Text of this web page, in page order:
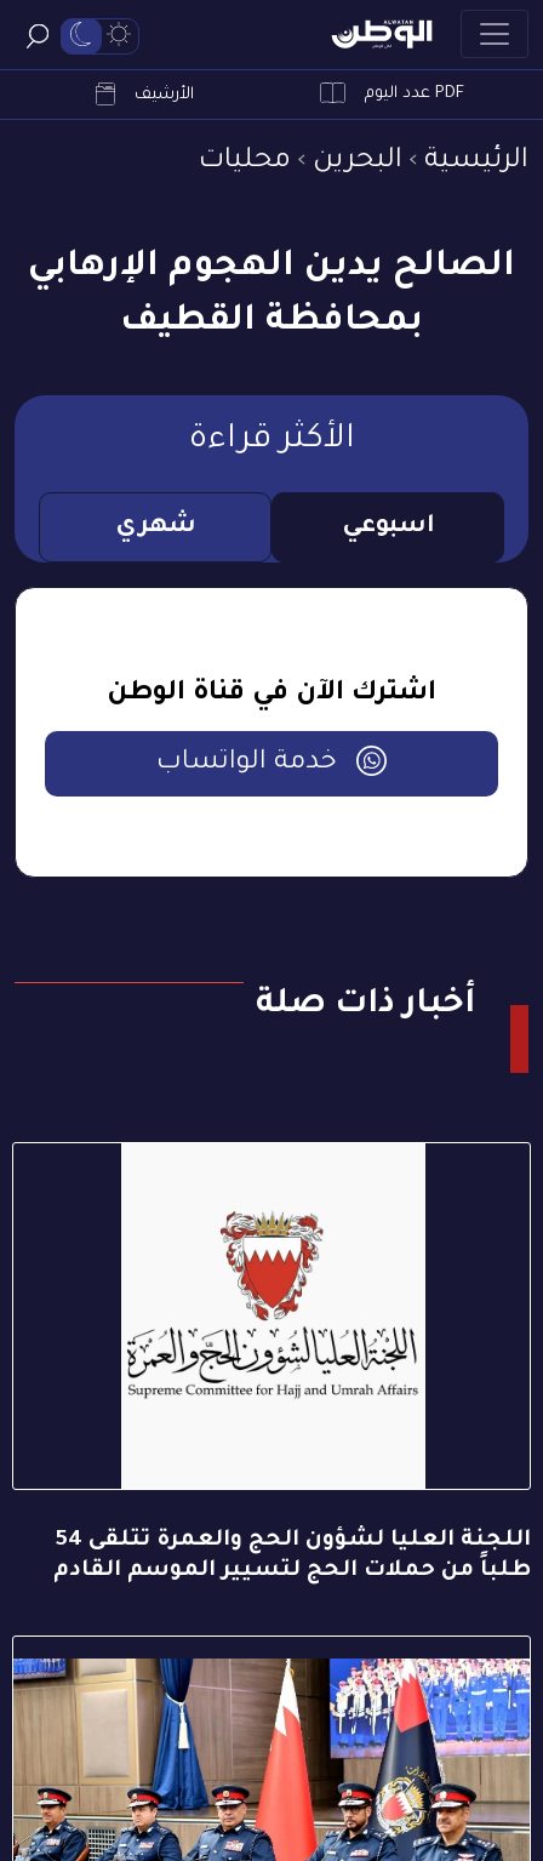
PDF عدد اليوم الأرشيف
الرئيسية البحرين محليات
الصالح يدين الهجوم الإرهابي
بمحافظة القطيف
الأكثر قراءة
اسبوعي شهري
اشترك الآن في قناة الوطن
خدمة الواتساب
أخبار ذات صلة
اللجنة العليا لشؤون الحج والعمرة تتلقى 54
طلباً من حملات الحج لتسيير الموسم القادم